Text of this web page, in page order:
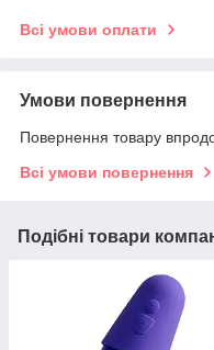
Всі умови оплати
Умови повернення
Повернення товару
Всі умови повернення
Подібні товари